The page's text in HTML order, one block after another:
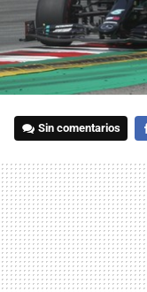
Sin comentarios